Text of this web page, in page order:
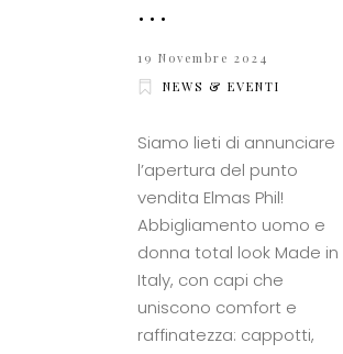
...
19 Novembre 2024
NEWS & EVENTI
Siamo lieti di annunciare
l’apertura del punto
vendita Elmas Phil!
Abbigliamento uomo e
donna total look Made in
Italy, con capi che
uniscono comfort e
raffinatezza: cappotti,